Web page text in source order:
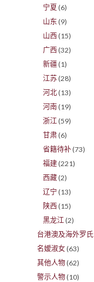
宁夏 (6)
山东 (9)
山西 (15)
广西 (32)
新疆 (1)
江苏 (28)
河北 (13)
河南 (19)
浙江 (59)
甘肃 (6)
省籍待补 (73)
福建 (221)
西藏 (2)
辽宁 (13)
陕西 (15)
黑龙江 (2)
台港澳及海外罗氏
名嫒淑女 (63)
其他人物 (62)
警示人物 (10)